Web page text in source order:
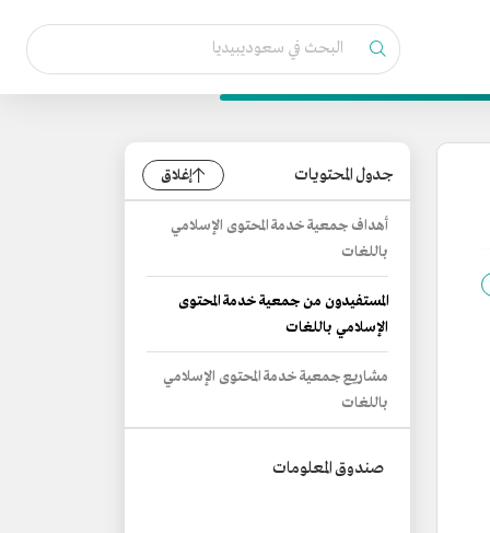
جدول المحتويات إغلاق
أهداف جمعية خدمة المحتوى الإسلامي
باللغات
المستفيدون من جمعية خدمة المحتوى
الإسلامي باللغات
مشاريع جمعية خدمة المحتوى الإسلامي
باللغات
صندوق المعلومات